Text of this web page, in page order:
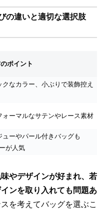
の違いと適切な選択肢
ポイント
なカラー、小ぶりで装飾控え
ーマルなサテンやレース素材
ーやパール付きバッグも
が人気
やデザインが好まれ、若
ンを取り入れても問題あ
を考えてバッグを選ぶこ